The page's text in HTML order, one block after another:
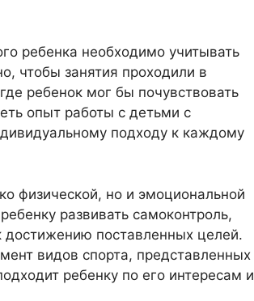
ребенка необходимо учитывать
чтобы занятия проходили в
ребенок мог бы почувствовать
опыт работы с детьми с
подходу к каждому
физической, но и эмоциональной
развивать самоконтроль,
достижению поставленных целей.
видов спорта, представленных
ребенку по его интересам и